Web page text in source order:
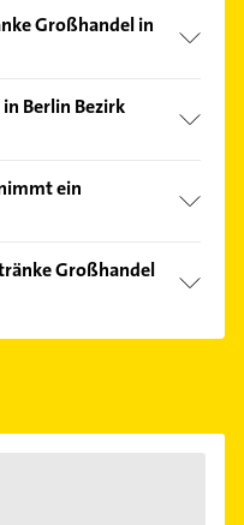
Großhandel in
Sie von den
können Sie sich
Berlin Bezirk
Sonn- und
ein
Hermes und
Großhandel
Getränke.